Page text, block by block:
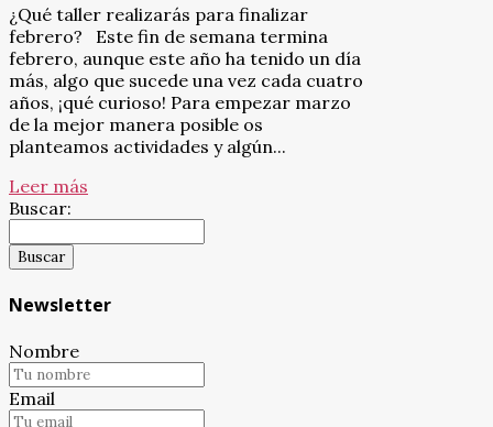
¿Qué taller realizarás para finalizar
febrero? Este fin de semana termina
febrero, aunque este año ha tenido un día
más, algo que sucede una vez cada cuatro
años, ¡qué curioso! Para empezar marzo
de la mejor manera posible os
planteamos actividades y algún...
Leer más
Buscar:
Newsletter
Nombre
Email